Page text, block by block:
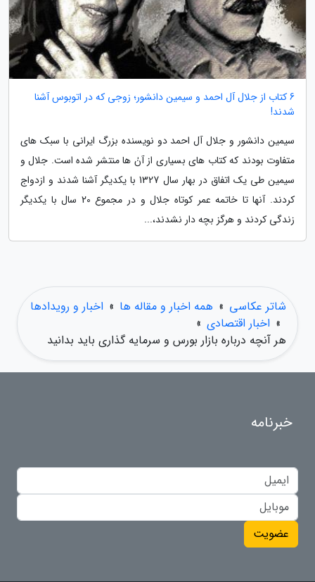
6 کتاب از جلال آل احمد و سیمین دانشور؛ زوجی که در اتوبوس آشنا
شدند!
سیمین دانشور و جلال آل احمد دو نویسنده بزرگ ایرانی با سبک های
متفاوت بودند که کتاب های بسیاری از آنٰ ها منتشر شده است. جلال و
سیمین طی یک اتفاق در بهار سال 1327 با یکدیگر آشنا شدند و ازدواج
کردند. آنها تا خاتمه عمر کوتاه جلال و در مجموع 20 سال با یکدیگر
زندگی کردند و هرگز بچه دار نشدند،...
شاتر عکاسی » همه اخبار و مقاله ها » اخبار و رویدادها
» اخبار اقتصادی »
هر آنچه درباره بازار بورس و سرمایه گذاری باید بدانید
خبرنامه
عضویت